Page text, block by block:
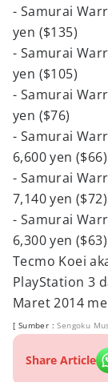
- Samurai
yen ($135)
- Samurai
yen ($105)
- Samurai
yen ($76)
- Samurai
6,600 yen ($66)
- Samurai
7,140 yen ($72)
- Samurai
6,300 yen ($63)
Tecmo Koei
PlayStation 3
Maret 2014
[ Sumber :Sengoku
Share Article